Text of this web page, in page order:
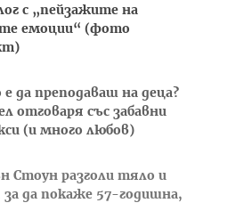
с „пейзажите на
емоции“ (фото
е да преподаваш на деца?
отговаря със забавни
(и много любов)
Стоун разголи тяло и
за да покаже 57-годишна,